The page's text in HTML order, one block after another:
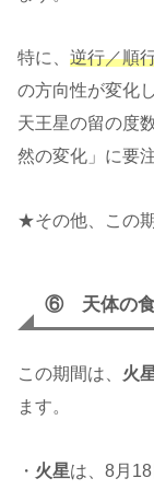
特に、 逆行／順
の方向性が変化
天王星の留の度
然の変化」に要注
★その他、この
⑥ 天体の食
この期間は、 火
ます。
・ 火星は、8月